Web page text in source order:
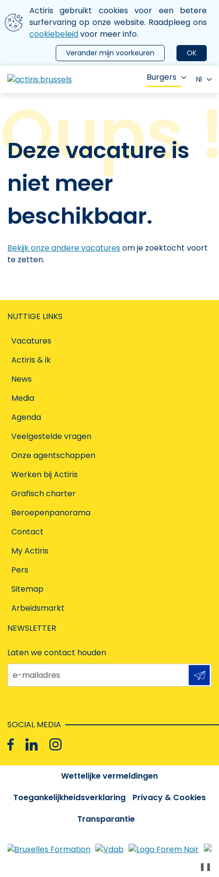
Aller au contenu principal
We gebruiken cookies
Actiris gebruikt cookies voor een betere
surfervaring op onze website. Raadpleeg ons
cookiebeleidvoor meer info.
OK
Verander mijn voorkeuren
le menu
Burgers Nl
Deze vacature is
niet meer
beschikbaar.
Bekijk onze andere vacaturesom je zoektocht voort
te zetten.
NUTTIGE LINKS
Vacatures
Actiris & ik
News
Media
Agenda
Veelgestelde vragen
Onze agentschappen
Werken bij Actiris
Grafisch charter
Beroepenpanorama
Contact
My Actiris
Pers
Sitemap
Arbeidsmarkt
NEWSLETTER
Laten we contact houden
e-mailadres
SOCIAL MEDIA
Wettelijke vermeldingen
Toegankelijkheidsverklaring
Privacy & Cookies
Transparantie
❚❚